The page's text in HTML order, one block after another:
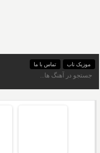
موزیک ناب تماس با ما